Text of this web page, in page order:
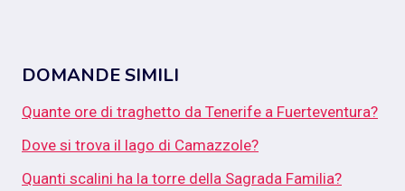
DOMANDE SIMILI
Quante ore di traghetto da Tenerife a Fuerteventura?
Dove si trova il lago di Camazzole?
Quanti scalini ha la torre della Sagrada Familia?